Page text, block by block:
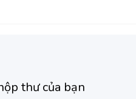
thư của bạn